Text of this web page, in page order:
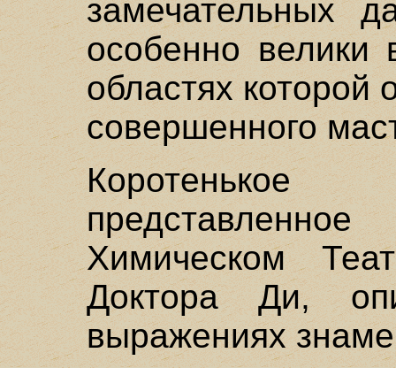
замечательных
особенно велики
областях которой
совершенного
Химическом
Доктора Ди,
выражениях